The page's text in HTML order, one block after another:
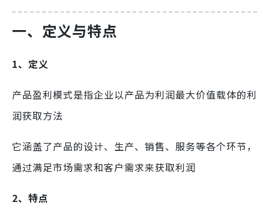
一、定义与特点
1、定义
产品盈利模式是指企业以产品为利润最大价值载体的利
润获取方法
它涵盖了产品的设计、生产、销售、服务等各个环节，
通过满足市场需求和客户需求来获取利润
2、特点